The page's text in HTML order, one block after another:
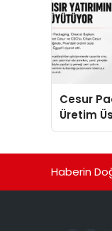
Cesur
Üretim
Haberin